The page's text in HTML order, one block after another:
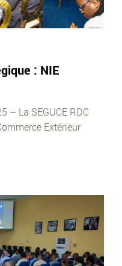
: NIE
– La SEGUCE RDC
Extérieur